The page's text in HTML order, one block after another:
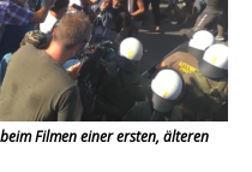
Filmen einer ersten, älteren